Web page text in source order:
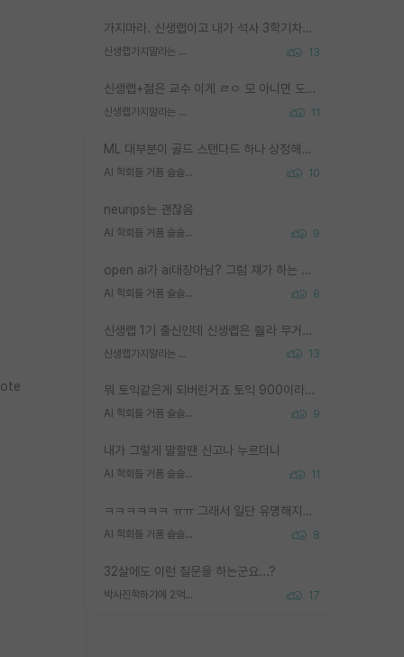
가지마라. 신생랩이고 내가 석사 3학기차인데 최고참인데 나도 아무것도 모르는데 교수가 후배들 왜 논문 교육 안시키냐. 논문 왜 안 써오냐 닦달한다
신생랩가지말라는 이유가 있었구나 13
신생랩+젊은 교수 이게 ㄹㅇ 모 아니면 도인듯.
신생랩가지말라는 이유가 있었구나 11
ML 대부분이 골드 스탠다드 하나 상정해놓고 (벤치마크 데이터셋이 여러 개면 여러 개 상정) 그거 얼마나 잘 맞추나 싸움임 가끔 번뜩이는 설계 철학을 보여주는 논문들도 있지만 대부분 그거 성적 얼마나 더 올리느라에 혈안이 되어 있는 측면이 잇음
AI 학회들 거품 슬슬 지적이 나오네요 10
neurips는 괜찮음
AI 학회들 거품 슬슬 지적이 나오네요 9
open ai가 ai대장아님? 그럼 쟤가 하는 말이 다 맞겠네
AI 학회들 거품 슬슬 지적이 나오네요 8
신생랩 1기 출신인데 신생랩은 줠라 무거운 바벨 같은거임. 들면 대박인데 못들면 깔려 죽음. 아무도 알려주지 않는 환경에서 자생해야하지만, 일단 살아남았다면 그 어떤 사람보다 악착같고 생존력 높은 사람으로 거듭날 수 있음
신생랩가지말라는 이유가 있었구나 13
뭐 토익같은게 되버린거죠 토익 900이라고 영어잘하는건 아닙니다만 잘하는사람은 다 900을 넘는 그런
AI 학회들 거품 슬슬 지적이 나오네요 9
내가 그렇게 말할땐 신고나 누르더니
AI 학회들 거품 슬슬 지적이 나오네요 11
ㅋㅋㅋㅋㅋㅋ ㅠㅠ 그래서 일단 유명해지는게 중요한거같습니다
AI 학회들 거품 슬슬 지적이 나오네요 8
32살에도 이런 질문을 하는군요...?
박사진학하기에 2억은 괜찮은 (?) 정도의 경제력인가요 17